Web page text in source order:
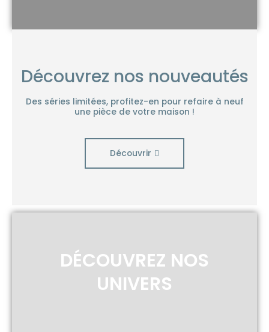
Découvrez nos nouveautés
Des séries limitées, profitez-en pour refaire à neuf
une pièce de votre maison !
Découvrir
DÉCOUVREZ NOS
UNIVERS